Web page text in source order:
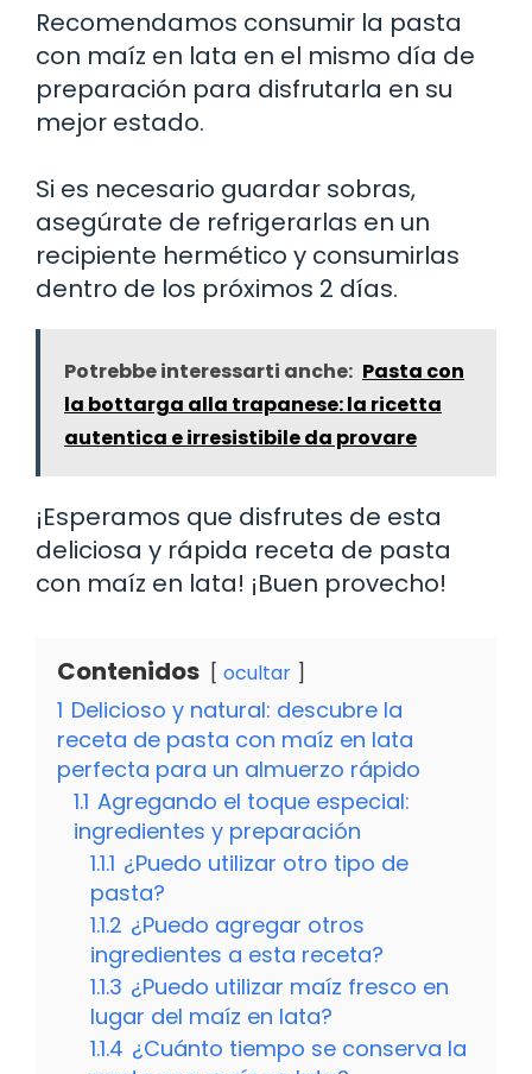
Recomendamos consumir la pasta
con maíz en lata en el mismo día de
preparación para disfrutarla en su
mejor estado.
Si es necesario guardar sobras,
asegúrate de refrigerarlas en un
recipiente hermético y consumirlas
dentro de los próximos 2 días.
Potrebbe interessarti anche: Pasta con
la bottarga alla trapanese: la ricetta
autentica e irresistibile da provare
¡Esperamos que disfrutes de esta
deliciosa y rápida receta de pasta
con maíz en lata! ¡Buen provecho!
Contenidos ocultar
1 Delicioso y natural: descubre la
receta de pasta con maíz en lata
perfecta para un almuerzo rápido
1.1 Agregando el toque especial:
ingredientes y preparación
1.1.1 ¿Puedo utilizar otro tipo de
pasta?
1.1.2 ¿Puedo agregar otros
ingredientes a esta receta?
1.1.3 ¿Puedo utilizar maíz fresco en
lugar del maíz en lata?
1.1.4 ¿Cuánto tiempo se conserva la